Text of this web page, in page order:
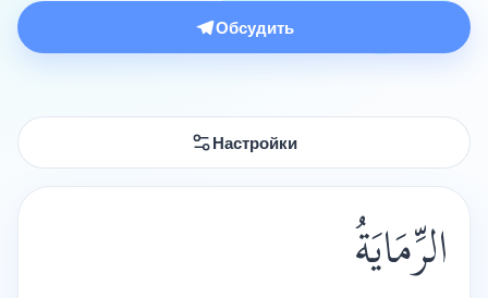
Обсудить
Настройки
الرِّمَايَةُ